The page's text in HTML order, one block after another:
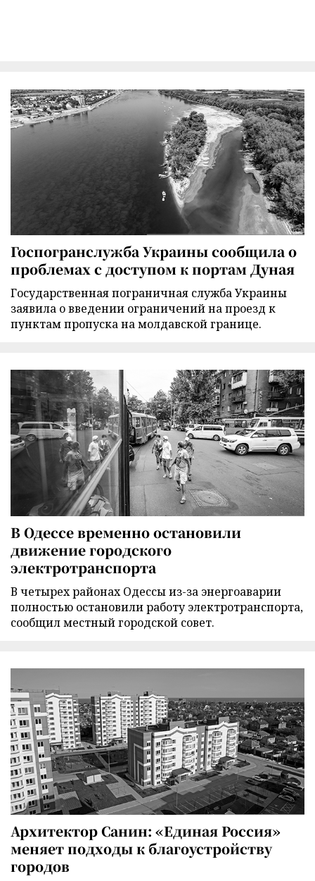
Госпогранслужба Украины сообщила о
проблемах с доступом к портам Дуная
Государственная пограничная служба Украины
заявила о введении ограничений на проезд к
пунктам пропуска на молдавской границе.
В Одессе временно остановили
движение городского
электротранспорта
В четырех районах Одессы из-за энергоаварии
полностью остановили работу электротранспорта,
сообщил местный городской совет.
Архитектор Санин: «Единая Россия»
меняет подходы к благоустройству
городов